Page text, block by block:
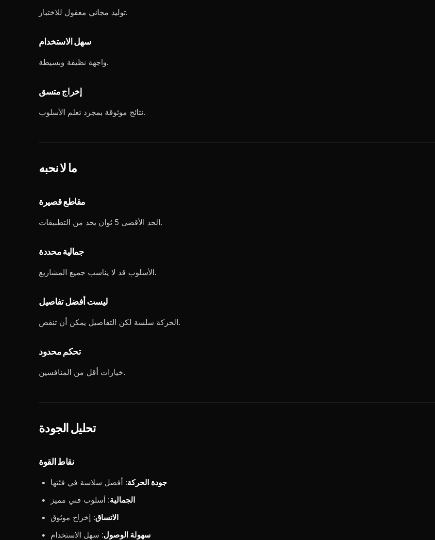
توليد مجاني معقول للاختبار.
سهل الاستخدام
واجهة نظيفة وبسيطة.
إخراج متسق
نتائج موثوقة بمجرد تعلم الأسلوب.
ما لا نحبه
مقاطع قصيرة
الحد الأقصى 5 ثوان يحد من التطبيقات.
جمالية محددة
الأسلوب قد لا يناسب جميع المشاريع.
ليست أفضل تفاصيل
الحركة سلسة لكن التفاصيل يمكن أن تنقص.
تحكم محدود
خيارات أقل من المنافسين.
تحليل الجودة
نقاط القوة
جودة الحركة: أفضل سلاسة في فئتها
الجمالية: أسلوب فني مميز
الاتساق: إخراج موثوق
سهولة الوصول: سهل الاستخدام